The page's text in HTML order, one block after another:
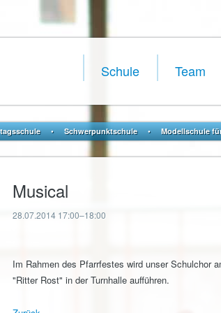
überspringen
Schule Team
• Schwerpunktschule • Modellschule
Musical
28.07.2014 17:00–18:00
Im Rahmen des Pfarrfestes wird unser Schulchor
"Ritter Rost" in der Turnhalle aufführen.